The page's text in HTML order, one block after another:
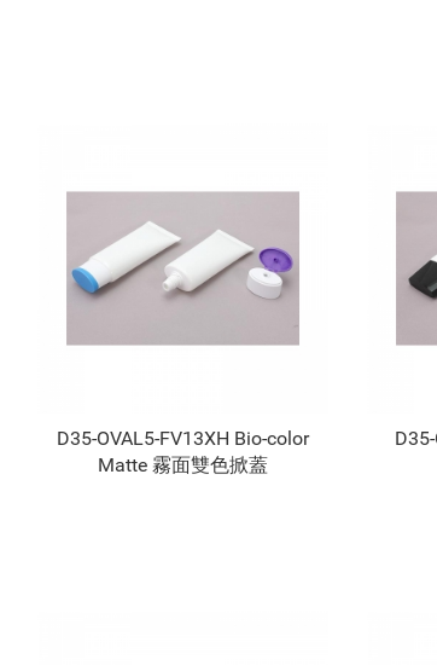
D35-OVAL5-FV13XH Bio-color
Matte 霧面雙色掀蓋